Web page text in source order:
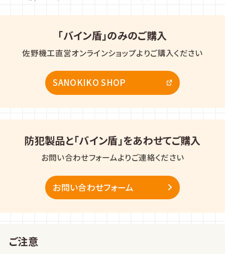
「バイン盾」のみのご購入
佐野機工直営オンラインショップよりご購入ください
SANOKIKO SHOP
防犯製品と「バイン盾」をあわせてご購入
お問い合わせフォームよりご連絡ください
お問い合わせフォーム
ご注意